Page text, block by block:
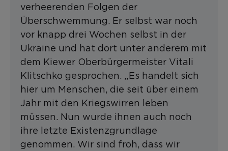
verheerenden Folgen der
Überschwemmung. Er selbst war noch
vor knapp drei Wochen selbst in der
Ukraine und hat dort unter anderem mit
dem Kiewer Oberbürgermeister Vitali
Klitschko gesprochen. „Es handelt sich
hier um Menschen, die seit über einem
Jahr mit den Kriegswirren leben
müssen. Nun wurde ihnen auch noch
ihre letzte Existenzgrundlage
genommen. Wir sind froh, dass wir